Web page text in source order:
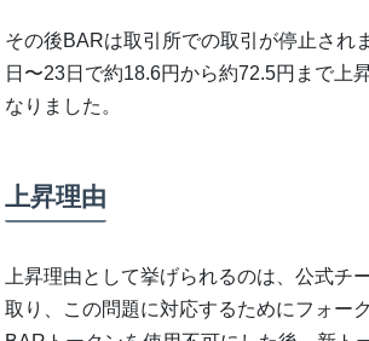
その後BARは取引所での取引が停止され
日〜23日で約18.6円から約72.5円まで上
なりました。
上昇理由
上昇理由として挙げられるのは、公式チ
取り、この問題に対応するためにフォー